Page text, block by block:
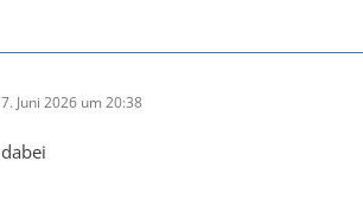
7. Juni 2026 um 20:38
dabei